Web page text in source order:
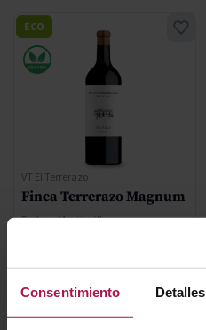
Consentimiento Detalles
VT El Terrerazo
Finca Terrerazo Magnum
Bodega Mustiguillo
75,35 €
ECO